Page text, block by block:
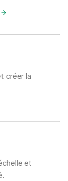
créer la
et